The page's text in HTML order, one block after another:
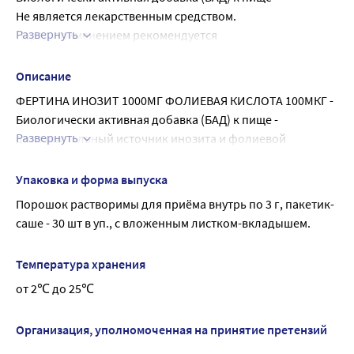
Не является лекарственным средством.
Перед применением рекомендуется
Развернуть
Описание
ФЕРТИНА ИНОЗИТ 1000МГ ФОЛИЕВАЯ КИСЛОТА 100МКГ -
Биологически активная добавка (БАД) к пище -
дополнительный источник инозита и фолиевой
Фертина может способствовать улучшению
нарушений у женщин.
Рекомендуемая суточная доза (1 пакетик-саше)
Инозит 1000 мг
Фолиевая кислота 100 мкг
белки - < 0,1 г, жиры - < 0,1 г.
Развернуть
Упаковка и форма выпуска
Порошок растворимы для приёма внутрь по 3 г, пакетик-
саше - 30 шт в уп., с вложенным листком-вкладышем.
Температура хранения
от 2℃ до 25℃
Организация, уполномоченная на принятие претензий